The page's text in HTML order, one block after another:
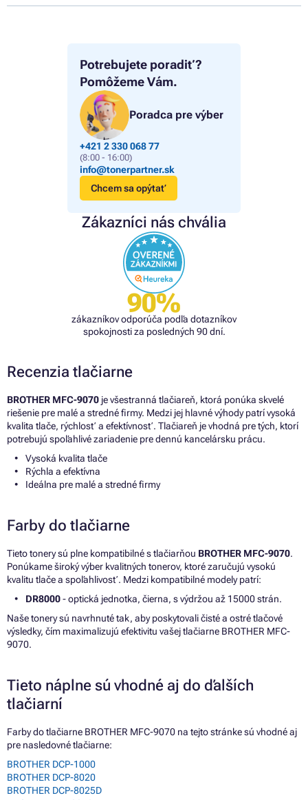
Potrebujete poradiť?
Pomôžeme Vám.
Poradca pre výber
+421 2 330 068 77
(8:00 - 16:00)
info@tonerpartner.sk
Chcem sa opýtať
Zákazníci nás chvália
90%
zákazníkov odporúča podľa dotazníkov
spokojnosti za posledných 90 dní.
Recenzia tlačiarne
BROTHER MFC-9070 je všestranná tlačiareň, ktorá ponúka skvelé
riešenie pre malé a stredné firmy. Medzi jej hlavné výhody patrí vysoká
kvalita tlače, rýchlosť a efektívnosť. Tlačiareň je vhodná pre tých, ktorí
potrebujú spoľahlivé zariadenie pre dennú kancelársku prácu.
Vysoká kvalita tlače
Rýchla a efektívna
Ideálna pre malé a stredné firmy
Farby do tlačiarne
Tieto tonery sú plne kompatibilné s tlačiarňou BROTHER MFC-9070.
Ponúkame široký výber kvalitných tonerov, ktoré zaručujú vysokú
kvalitu tlače a spoľahlivosť. Medzi kompatibilné modely patrí:
DR8000- optická jednotka, čierna, s výdržou až 15000 strán.
Naše tonery sú navrhnuté tak, aby poskytovali čisté a ostré tlačové
výsledky, čím maximalizujú efektivitu vašej tlačiarne BROTHER MFC-
9070.
Tieto náplne sú vhodné aj do ďalších
tlačiarní
Farby do tlačiarne BROTHER MFC-9070 na tejto stránke sú vhodné aj
pre nasledovné tlačiarne:
BROTHER DCP-1000
BROTHER DCP-8020
BROTHER DCP-8025D